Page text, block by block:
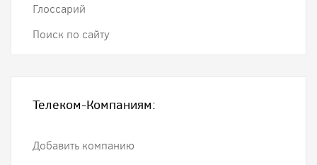
Глоссарий
Поиск по сайту
Телеком-Компаниям:
Добавить компанию